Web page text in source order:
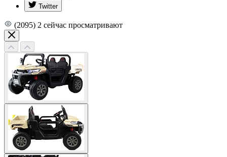
Twitter
(2095) 2 сейчас просматривают